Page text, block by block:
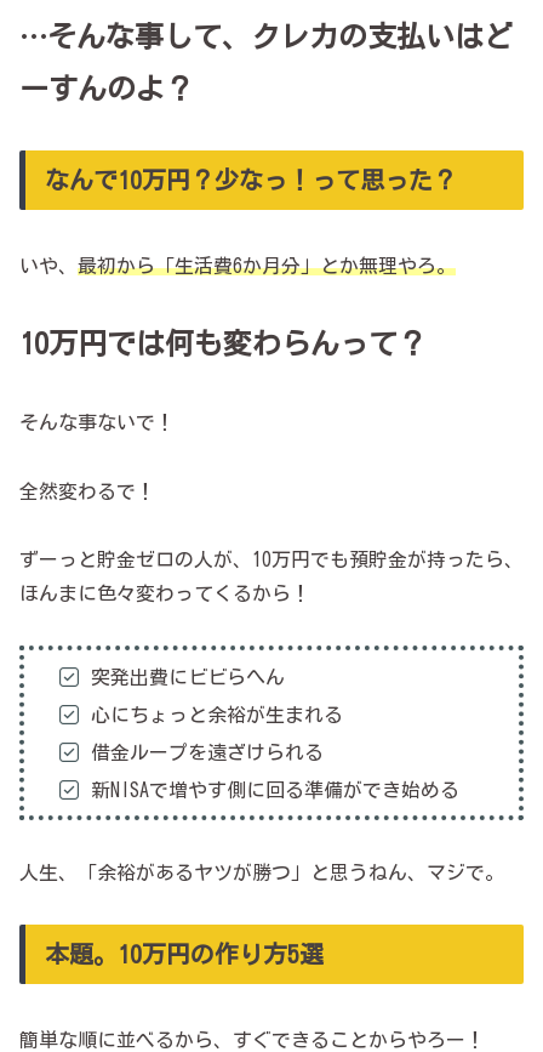
…そんな事して、クレカの支払いはど
ーすんのよ ？
なんで10万円？少なっ！って思った？
いや、 最初から「生活費6か月分」とか無理やろ。
10万円では何も変わらんっ て？
そんな事ないで！
全然変わるで！
ずーっと貯金ゼロの人が、10万円でも預貯金が持ったら、
ほんまに色々変わってくるから！
突発出費にビビらへん
心にちょっと余裕が生まれる
借金ループを遠ざけられる
新NISAで増やす側に回る準備ができ始める
人生、「余裕があるヤツが勝つ」と思うねん、マジで。
本題。10万円の作り方5選
簡単な順に並べるから、すぐできることからやろー！